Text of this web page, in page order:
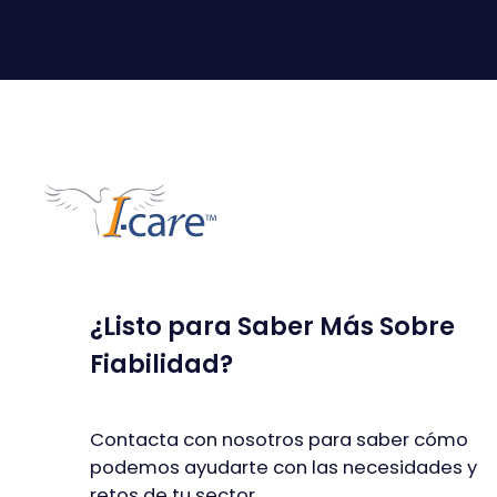
¿Listo para Saber Más Sobre
Fiabilidad?
Contacta con nosotros para saber cómo
podemos ayudarte con las necesidades y